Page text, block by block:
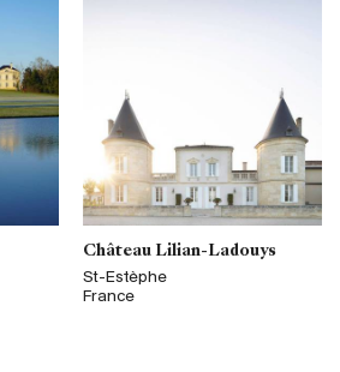
Château Lilian-Ladouys
St-Estèphe
France